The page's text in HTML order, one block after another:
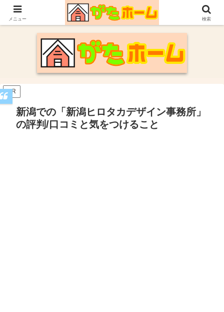
30代施主が自身の新潟での家づくり体験や参考にした情報についてまとめてい
ます。
PR
新潟での「新潟ヒロタカデザイン事務所」
の評判/口コミと気をつけること
メニュー 検索